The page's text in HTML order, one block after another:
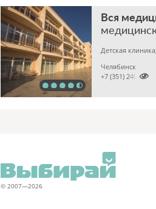
Вся
Детская
Челябинск

+7 (351) 2400303
© 2007—2026